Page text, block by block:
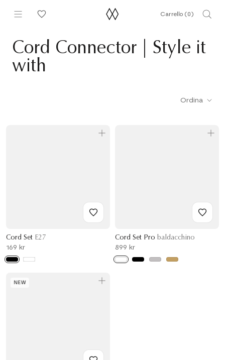
Carrello (0)
Cord Connector | Style it
with
Ordina
Cord Set E27
169 kr
Cord Set Pro baldacchino
899 kr
NEW